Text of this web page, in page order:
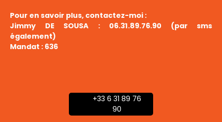
Pour en savoir plus, contactez-moi :
Jimmy DE SOUSA : 06.31.89.76.90 (par sms
également)
Mandat : 636
+33 6 31 89 76
90